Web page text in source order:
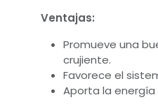
Ventajas:
Promueve una
crujiente.
Favorece el
Aporta la